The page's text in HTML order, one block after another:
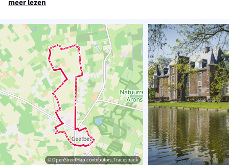
meer lezen
© OpenStreetMap contributors, Tracestrack